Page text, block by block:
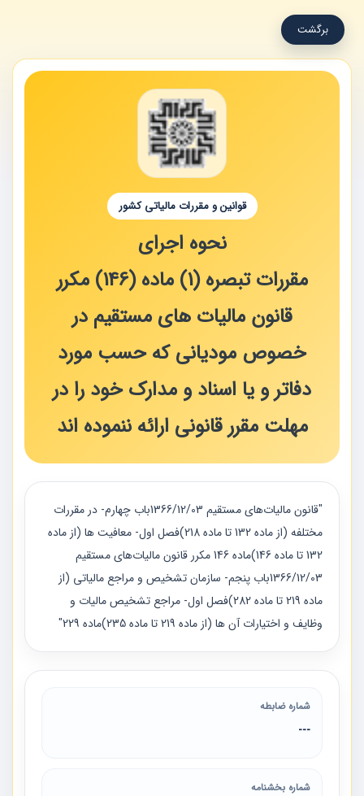
برگشت
قوانین و مقررات مالیاتی کشور
نحوه اجرای
مقررات تبصره (1) ماده (146) مکرر
قانون مالیات های مستقیم در
خصوص مودیانی که حسب مورد
دفاتر و یا اسناد و مدارک خود را در
مهلت مقرر قانونی ارائه ننموده اند
"قانون مالیات‌های مستقیم 1366/12/03باب چهارم- در مقررات
مختلفه (از ماده 132 تا ماده 218)فصل اول- معافیت ها (از ماده
132 تا ماده 146)ماده 146 مکرر قانون مالیات‌های مستقیم
1366/12/03باب پنجم- سازمان تشخیص و مراجع مالیاتی (از
ماده 219 تا ماده 282)فصل اول- مراجع تشخیص مالیات و
وظایف و اختیارات آن ها (از ماده 219 تا ماده 235)ماده 229"
شماره ضابطه
---
شماره بخشنامه